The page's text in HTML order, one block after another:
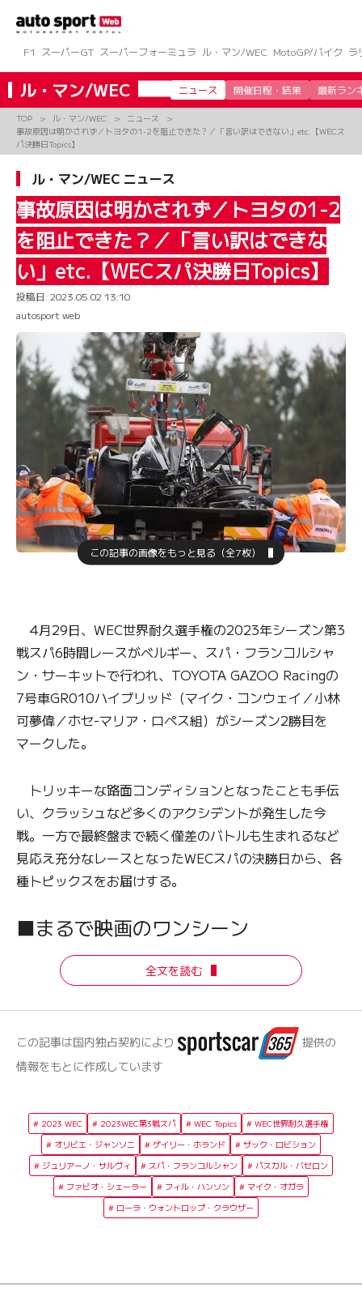
ツ
へ
ス
キ
F1 スーパーGT スーパーフォーミュラ ル・マン/WEC MotoGP/バイク ラ
ル・マン/WEC ニュース 開催日程・結果 最新ラン
TOP ル・マン/WEC
ニュース
事故原因は明かされず／トヨタの1-2を阻止できた？／「言い訳はできない」etc.【WECス
パ決勝日Topics】
ル・マン/WEC ニュース
事故原因は明かされず／トヨタの1-2
を阻止できた？／「言い訳はできな
い」etc.【WECスパ決勝日Topics】
投稿日: 2023.05.02 13:10
autosport web
この記事の画像をもっと見る（全7枚）
4月29日、WEC世界耐久選手権の2023年シーズン第3
戦スパ6時間レースがベルギー、スパ・フランコルシャ
ン・サーキットで行われ、TOYOTA GAZOO Racingの
7号車GR010ハイブリッド（マイク・コンウェイ／小林
可夢偉／ホセ-マリア・ロペス組）がシーズン2勝目を
マークした。
トリッキーな路面コンディションとなったことも手伝
い、クラッシュなど多くのアクシデントが発生した今
戦。一方で最終盤まで続く僅差のバトルも生まれるなど
見応え充分なレースとなったWECスパの決勝日から、各
種トピックスをお届けする。
■まるで映画のワンシーン
全文を読む
この記事は国内独占契約により
提供の
情報をもとに作成しています
2023 WEC 2023WEC第3戦スパ WEC Topics
WEC世界耐久選手権
オリビエ・ジャンソニ
ゲイリー・ホランド
ザック・ロビション
ジュリアーノ・サルヴィ
スパ・フランコルシャン
パスカル・バセロン
ファビオ・シェーラー
フィル・ハンソン
マイク・オガラ
ローラ・ウォントロップ・クラウザー